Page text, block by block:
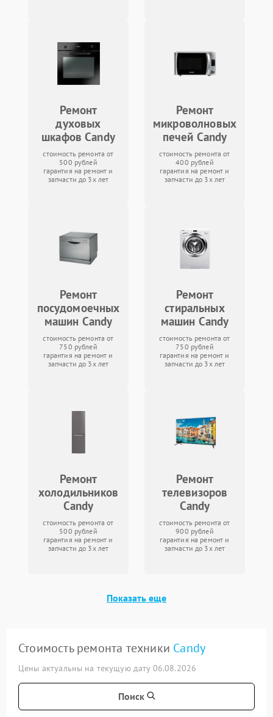
Ремонт
духовых
шкафов Candy
стоимость ремонта от
500 рублей
гарантия на ремонт и
запчасти до 3х лет
Ремонт
микроволновых
печей Candy
стоимость ремонта от
400 рублей
гарантия на ремонт и
запчасти до 3х лет
Ремонт
посудомоечных
машин Candy
стоимость ремонта от
750 рублей
гарантия на ремонт и
запчасти до 3х лет
Ремонт
стиральных
машин Candy
стоимость ремонта от
750 рублей
гарантия на ремонт и
запчасти до 3х лет
Ремонт
холодильников
Candy
стоимость ремонта от
500 рублей
гарантия на ремонт и
запчасти до 3х лет
Ремонт
телевизоров
Candy
стоимость ремонта от
900 рублей
гарантия на ремонт и
запчасти до 3х лет
Показать еще
Стоимость ремонта техники Candy
Цены актуальны на текущую дату 06.08.2026
Поиск